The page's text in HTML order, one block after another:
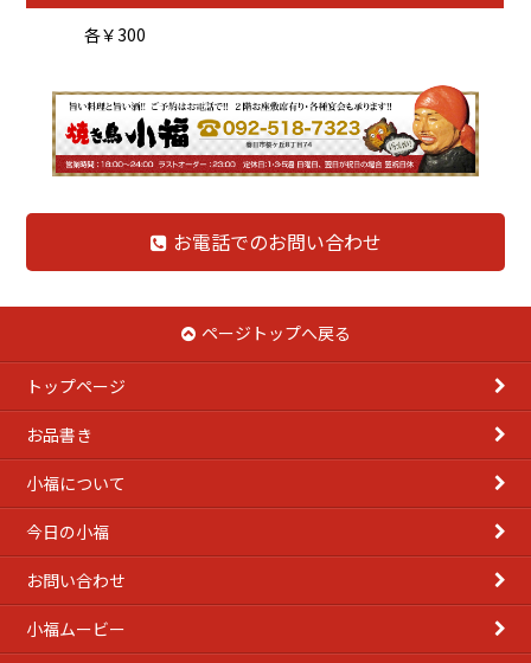
各￥300
お電話でのお問い合わせ
ページトップへ戻る
トップページ
お品書き
小福について
今日の小福
お問い合わせ
小福ムービー